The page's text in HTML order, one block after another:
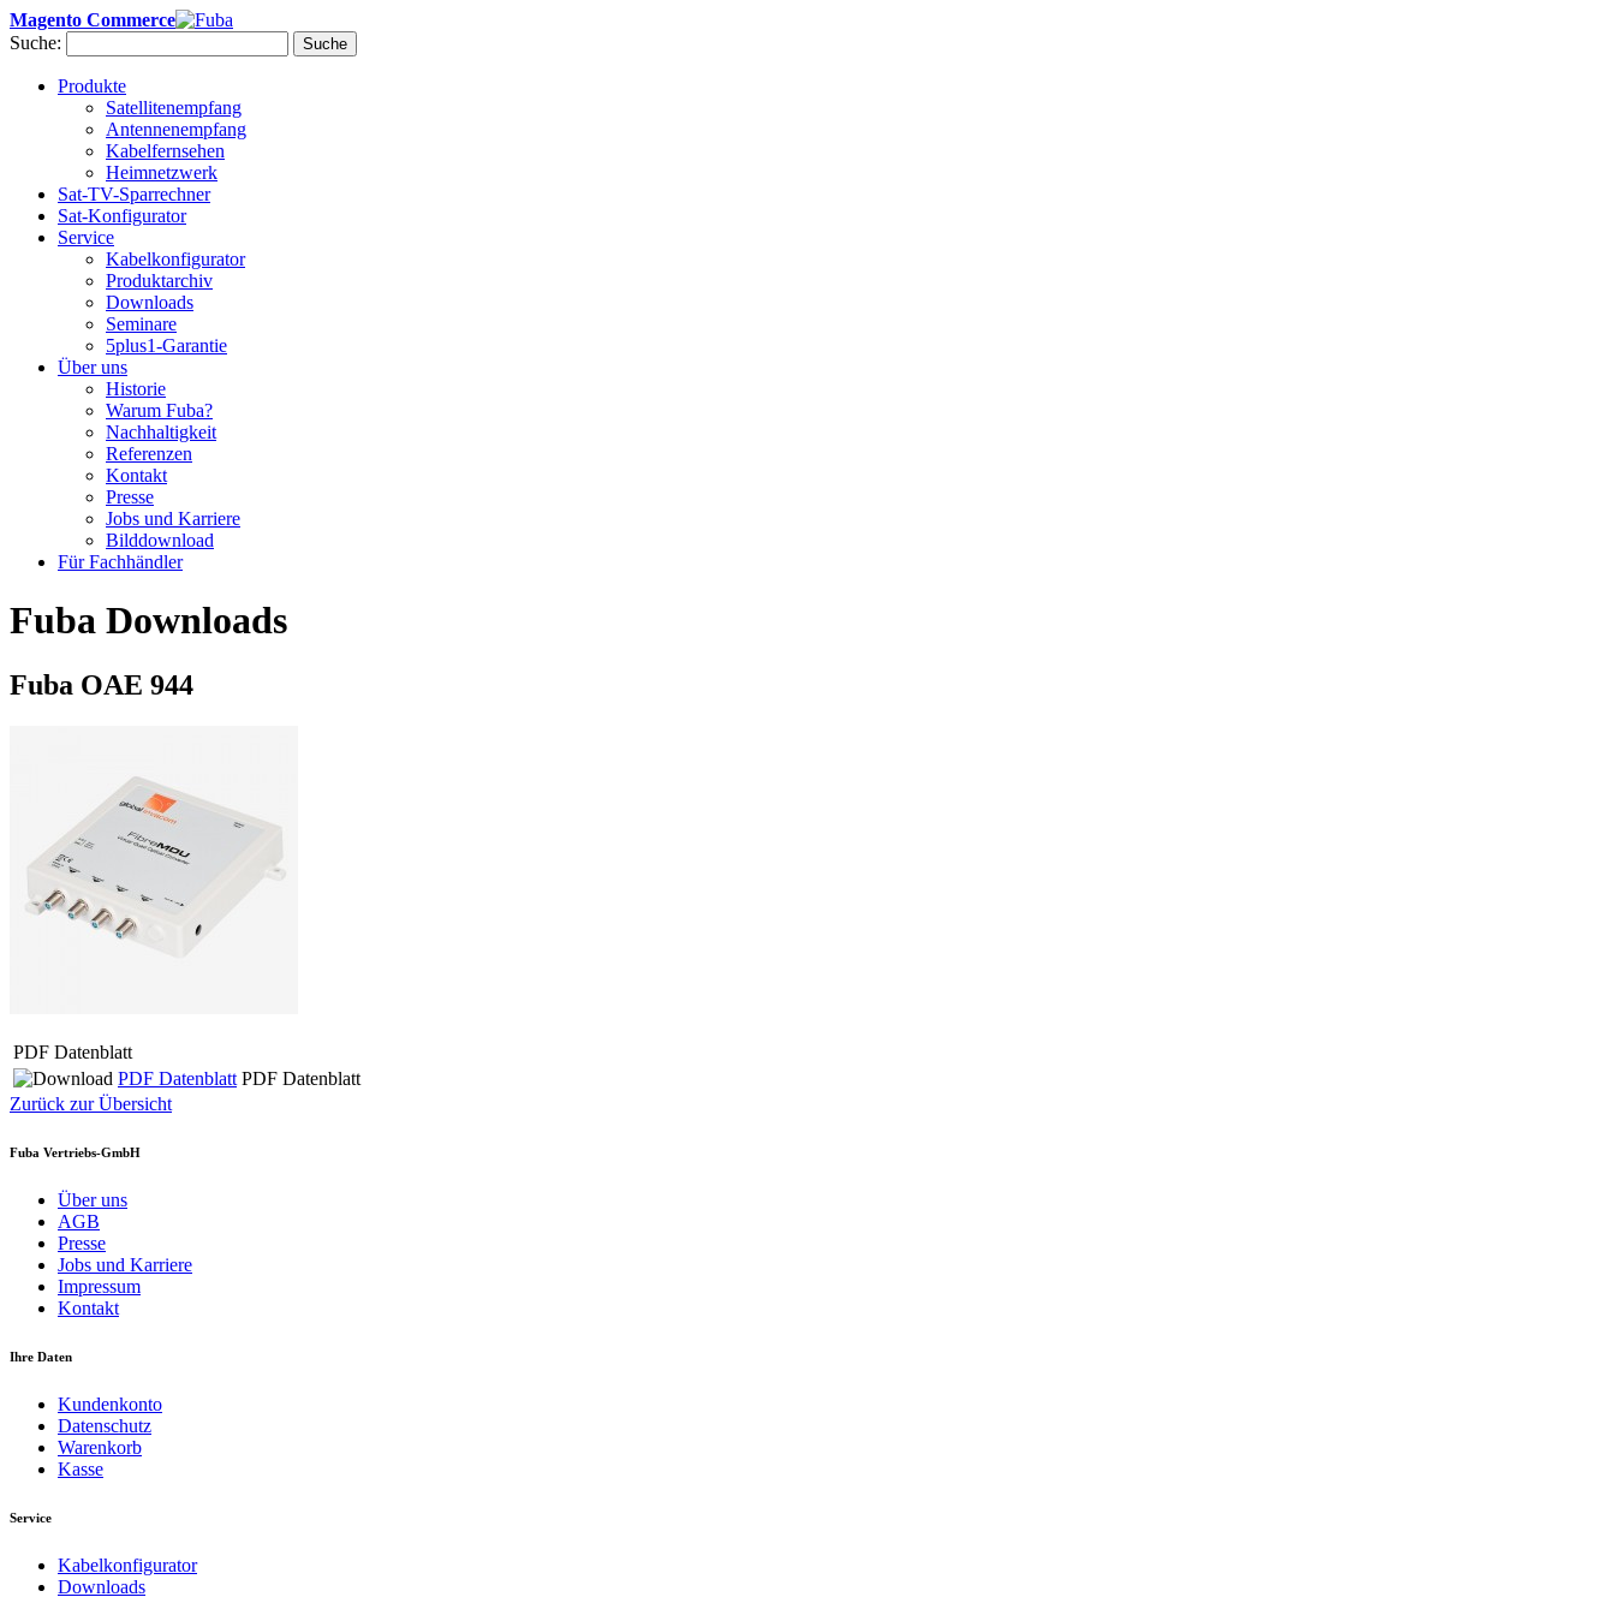
Magento Commerce
Suche:
Suche
Produkte
Satellitenempfang
Antennenempfang
Kabelfernsehen
Heimnetzwerk
Sat-TV-Sparrechner
Sat-Konfigurator
Service
Kabelkonfigurator
Produktarchiv
Downloads
Seminare
5plus1-Garantie
Über uns
Historie
Warum Fuba?
Nachhaltigkeit
Referenzen
Kontakt
Presse
Jobs und Karriere
Bilddownload
Für Fachhändler
Fuba Downloads
Fuba OAE 944
PDF Datenblatt
PDF Datenblatt PDF Datenblatt
Zurück zur Übersicht
Fuba Vertriebs-GmbH
Über uns
AGB
Presse
Jobs und Karriere
Impressum
Kontakt
Ihre Daten
Kundenkonto
Datenschutz
Warenkorb
Kasse
Service
Kabelkonfigurator
Downloads